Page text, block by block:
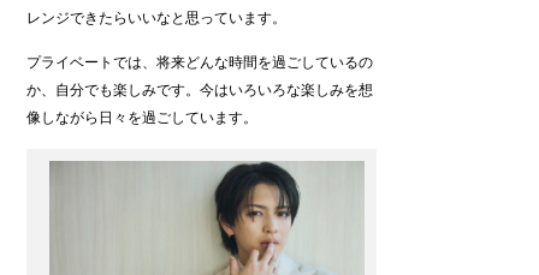
レンジできたらいいなと思っています。
プライベートでは、将来どんな時間を過ごしているの
か、自分でも楽しみです。今はいろいろな楽しみを想
像しながら日々を過ごしています。